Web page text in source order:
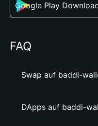
Google Play
FAQ
Swap auf baddi-
DApps auf baddi-